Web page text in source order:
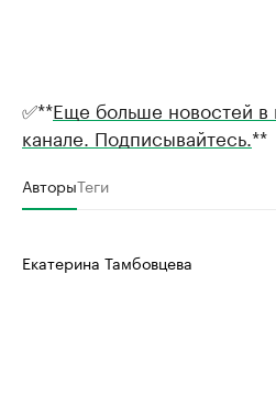
✅**Еще больше новостей
канале. Подписывайтесь.**
АвторыТеги
Екатерина Тамбовцева